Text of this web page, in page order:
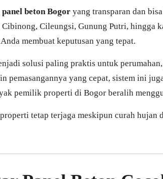
beton Bogor yang transparan dan
Cileungsi, Gunung Putri, hingga
membuat keputusan yang tepat.
solusi paling praktis untuk
pemasangannya yang cepat, sistem ini
pemilik properti di Bogor beralih
tetap terjaga meskipun curah